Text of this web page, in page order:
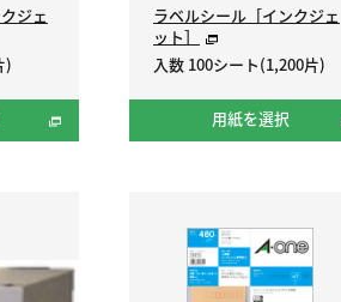
ジェ
)
ラベルシール［インクジェ
ット］
入数 100シート(1,200片)
用紙を選択